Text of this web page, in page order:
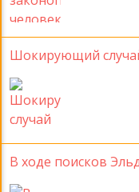
Шокирующий
В ходе поисков